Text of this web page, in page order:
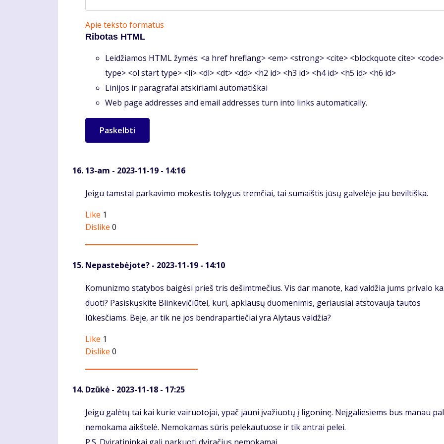
Apie teksto formatus
Ribotas HTML
Leidžiamos HTML žymės: <a href hreflang> <em> <strong> <cite> <blockquote cite>
type> <ol start type> <li> <dl> <dt> <dd> <h2 id> <h3 id> <h4 id> <h5 id> <h6 id>
Linijos ir paragrafai atskiriami automatiškai
Web page addresses and email addresses turn into links automatically.
13-am - 2023-11-19 - 14:16
Komentaras
Jeigu tamstai parkavimo mokestis tolygus tremčiai, tai sumaištis jūsų galvelėje jau beviltiška.
Like 1
Dislike 0
Nepastebėjote? - 2023-11-19 - 14:10
Komentaras
Komunizmo statybos baigėsi prieš tris dešimtmečius. Vis dar manote, kad valdžia jums privalo
duoti? Pasiskųskite Blinkevičiūtei, kuri, apklausų duomenimis, geriausiai atstovauja tautos
lūkesčiams. Beje, ar tik ne jos bendrapartiečiai yra Alytaus valdžia?
Like 1
Dislike 0
Dzūkė - 2023-11-18 - 17:25
Komentaras
Jeigu galėtų tai kai kurie vairuotojai, ypač jauni įvažiuotų į ligoninę. Neįgaliesiems bus manau
nemokama aikštelė. Nemokamas sūris pelėkautuose ir tik antrai pelei.